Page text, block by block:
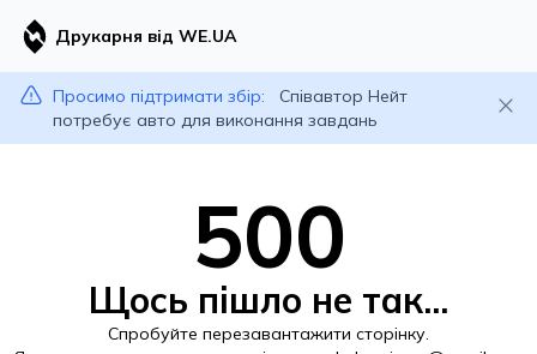
Друкарня від WE.UA
Просимо підтримати збір:
Співавтор Нейт
потребує авто для виконання завдань
500
Щось пішло не так...
Спробуйте перезавантажити сторінку.